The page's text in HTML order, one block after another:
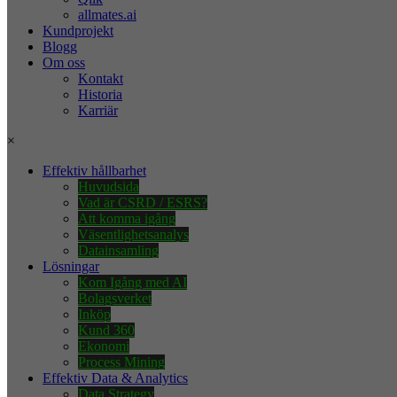
allmates.ai
Kundprojekt
Blogg
Om oss
Kontakt
Historia
Karriär
×
Effektiv hållbarhet
Huvudsida
Vad är CSRD / ESRS?
Att komma igång
Väsentlighetsanalys
Datainsamling
Lösningar
Kom Igång med AI
Bolagsverket
Inköp
Kund 360
Ekonomi
Process Mining
Effektiv Data & Analytics
Data Strategy